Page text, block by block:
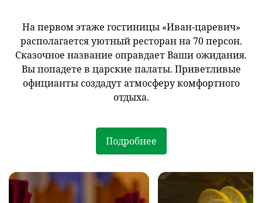
На первом этаже гостиницы «Иван-царевич»
располагается уютный ресторан на 70 персон.
Сказочное название оправдает Ваши ожидания.
Вы попадете в царские палаты. Приветливые
официанты создадут атмосферу комфортного
отдыха.
Подробнее